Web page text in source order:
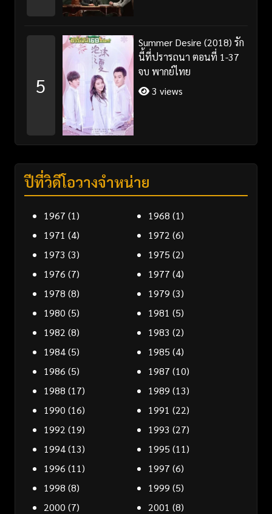
5
Summer Desire (2018) รัก
นี้ที่ปรารถนา ตอนที่ 1-37
จบ พากย์ไทย
3 views
ปีที่วิดีโอวางจำหน่าย
1967 (1) 1968 (1)
1971 (4) 1972 (6)
1973 (3) 1975 (2)
1976 (7) 1977 (4)
1978 (8) 1979 (3)
1980 (5) 1981 (5)
1982 (8) 1983 (2)
1984(5) 1985 (4)
1986 (5) 1987 (10)
1988 (17) 1989 (13)
1990 (16) 1991 (22)
1992 (19) 1993 (27)
1994(13) 1995 (11)
1996 (11) 1997 (6)
1998 (8) 1999 (5)
2000 (7) 2001 (8)